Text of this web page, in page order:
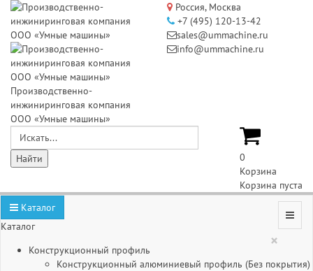
Производственно-
инжиниринговая компания
ООО «Умные машины»
Россия, Москва
+7 (495) 120-13-42
sales@ummachine.ru
info@ummachine.ru
0
Корзина
Корзина пуста
Каталог
Каталог
×
Конструкционный профиль
Конструкционный алюминиевый профиль (Без покрытия)